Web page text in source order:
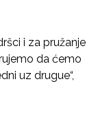
i za pružanje
da ćemo
uz drugue“,